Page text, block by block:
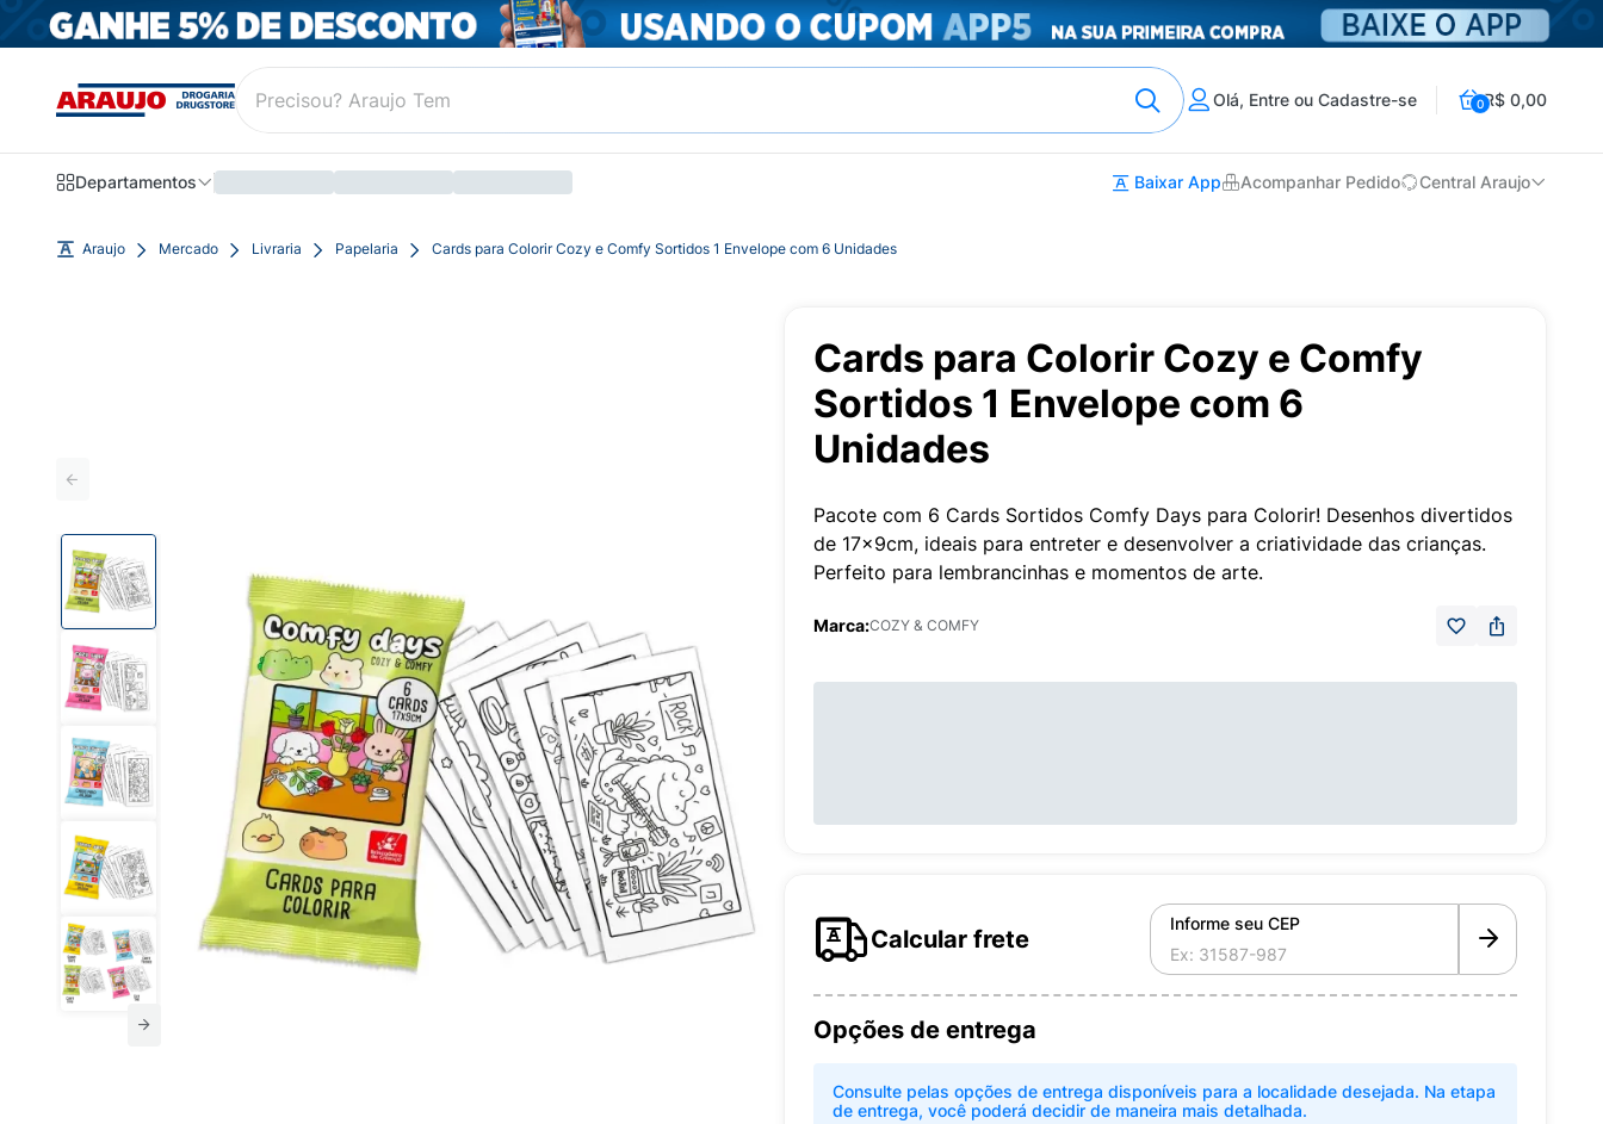
Olá, Entre ou Cadastre-se 0R$ 0,00
Departamentos Baixar App Acompanhar Pedido Central Araujo
Araujo Mercado Livraria Papelaria Cards para Colorir Cozy e Comfy Sortidos 1 Envelope com 6 Unidades
Cards para Colorir Cozy e Comfy
Sortidos 1 Envelope com 6
Unidades
Pacote com 6 Cards Sortidos Comfy Days para Colorir! Desenhos divertidos
de 17x9cm, ideais para entreter e desenvolver a criatividade das crianças.
Perfeito para lembrancinhas e momentos de arte.
Marca:COZY & COMFY
Calcular frete
Informe seu CEP
Opções de entrega
Consulte pelas opções de entrega disponíveis para a localidade desejada. Na etapa
de entrega, você poderá decidir de maneira mais detalhada.